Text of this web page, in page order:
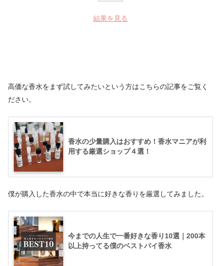
結果を見る
高価な香水をまず試してみたいという方はこちらの記事をご覧く
ださい。
香水の少量購入はおすすめ！香水マニアが利
用する厳選ショップ４選！
僕が購入した香水の中で本当に好きな香りを厳選してみました。
今までの人生で一番好きな香り10選｜200本
以上持ってる僕のベストバイ香水